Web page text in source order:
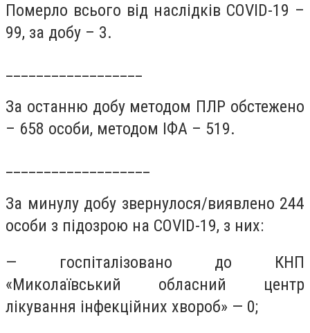
Померло всього від наслідків COVID-19 –
99, за добу – 3.
За останню добу методом ПЛР обстежено
– 658 особи, методом ІФА – 519.
За минулу добу звернулося/виявлено 244
особи з підозрою на COVID-19, з них:
— госпіталізовано до КНП
«Миколаївський обласний центр
лікування інфекційних хвороб» — 0;